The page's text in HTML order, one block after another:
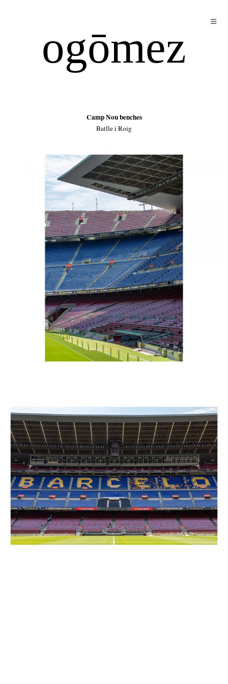
ogōmez
Camp Nou benches
Batlle i Roig